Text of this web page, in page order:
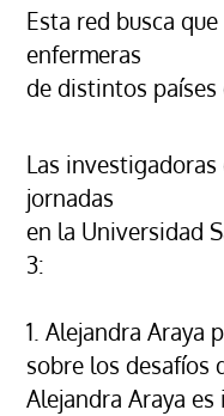
Esta red busca
enfermeras
de distintos países
Las
jornadas
en la Universidad
3:
1. Alejandra Araya
sobre los desafíos
Alejandra Araya